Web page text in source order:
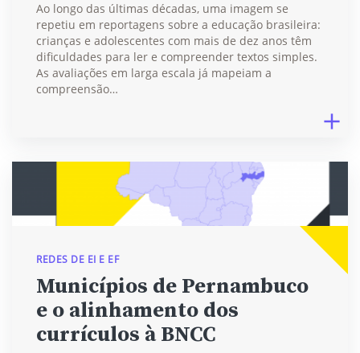
Ao longo das últimas décadas, uma imagem se
repetiu em reportagens sobre a educação brasileira:
crianças e adolescentes com mais de dez anos têm
dificuldades para ler e compreender textos simples.
As avaliações em larga escala já mapeiam a
compreensão…
REDES DE EI E EF
Municípios de Pernambuco
e o alinhamento dos
currículos à BNCC